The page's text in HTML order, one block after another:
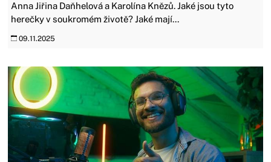
Anna Jiřina Daňhelová a Karolína Knězů. Jaké jsou tyto
herečky v soukromém životě? Jaké mají...
09.11.2025